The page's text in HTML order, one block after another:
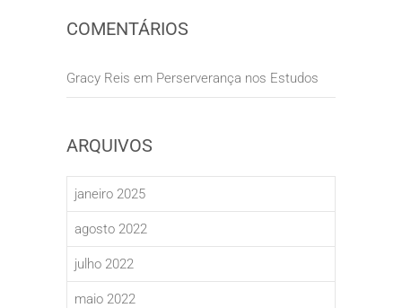
COMENTÁRIOS
Gracy Reis em Perserverança nos Estudos
ARQUIVOS
janeiro 2025
agosto 2022
julho 2022
maio 2022